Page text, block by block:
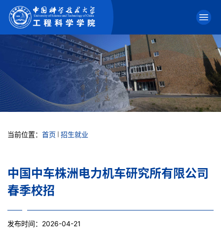
当前位置： 首页 招生就业
中国中车株洲电力机车研究所有限公司
春季校招
发布时间：2026-04-21